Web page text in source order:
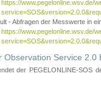
https://www.pegelonline.wsv.de/
- Abfragen der Messwerte in
https://www.pegelonline.wsv.de/
Observation Service 2.0
der PEGELONLINE-SOS